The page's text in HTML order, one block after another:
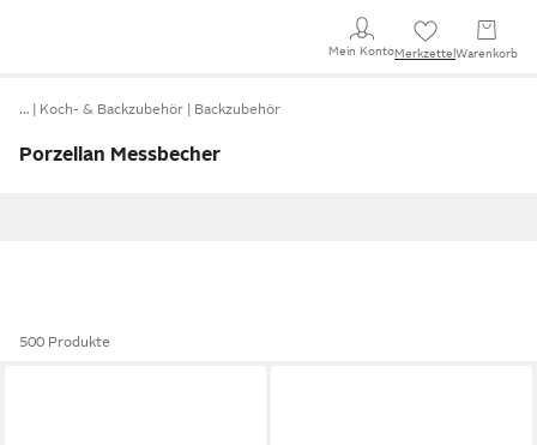
Mein KontoMerkzettel Warenkorb
… Koch- & Backzubehör Backzubehör
Porzellan Messbecher
500 Produkte